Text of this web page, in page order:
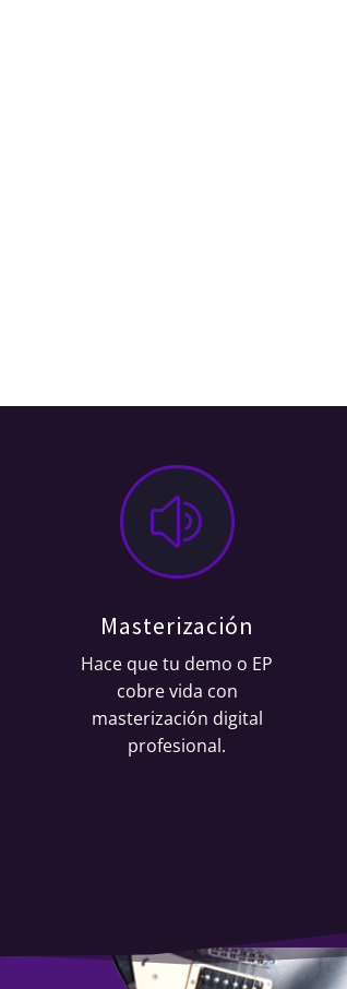
z
Masterización
Hace que tu demo o EP
cobre vida con
masterización digital
profesional.